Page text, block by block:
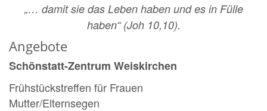
„… damit sie das Leben haben und es in Fülle
haben“ (Joh 10,10).
Angebote
Schönstatt-Zentrum Weiskirchen
Frühstückstreffen für Frauen
Mutter/Elternsegen